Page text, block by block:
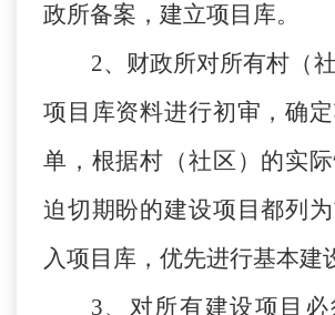
政所备案，建立项目库。
2、财政所对所有村（
项目库资料进行初审，确
单，根据村（社区）的实
迫切期盼的建设项目都列
入项目库，优先进行基本建
3、对所有建设项目